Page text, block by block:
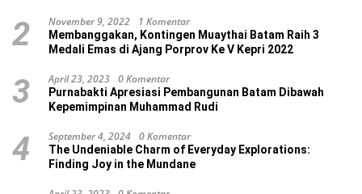
2 November 9, 2022 1 Komentar
Membanggakan, Kontingen Muaythai Batam Raih 3
Medali Emas di Ajang Porprov Ke V Kepri 2022
3 April 23, 2023 0 Komentar
Purnabakti Apresiasi Pembangunan Batam Dibawah
Kepemimpinan Muhammad Rudi
4 September 4, 2024 0 Komentar
The Undeniable Charm of Everyday Explorations:
Finding Joy in the Mundane